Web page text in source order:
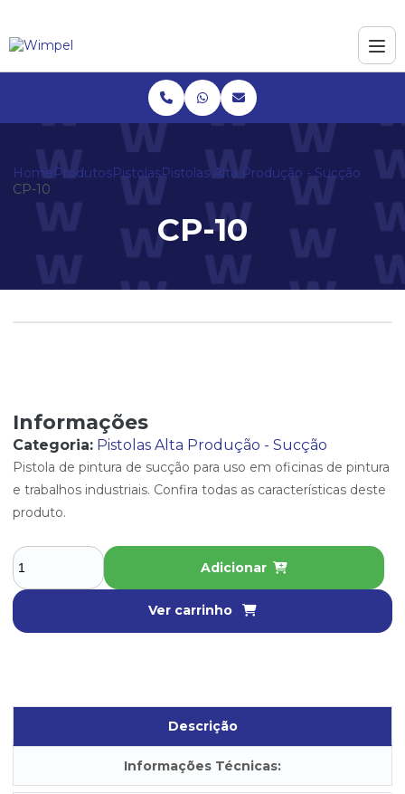
HomeProdutosPistolasPistolas Alta Produção - Sucção
CP-10
CP-10
Informações
Categoria: Pistolas Alta Produção - Sucção
Pistola de pintura de sucção para uso em oficinas de pintura
e trabalhos industriais. Confira todas as características deste
produto.
Adicionar
Ver carrinho
Descrição
Informações Técnicas: